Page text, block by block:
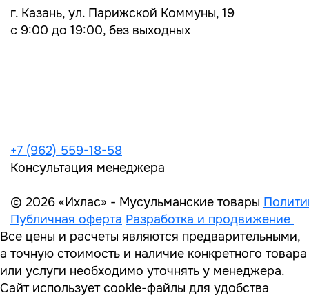
г. Казань, ул. Парижской Коммуны, 19
с 9:00 до 19:00, без выходных
+7 (962) 559-18-58
Консультация менеджера
© 2026 «Ихлас» - Мусульманские товары
Публичная оферта Разработка и продвижение
Все цены и расчеты являются предварительными,
а точную стоимость и наличие конкретного товара
или услуги необходимо уточнять у менеджера.
Сайт использует cookie-файлы для удобства